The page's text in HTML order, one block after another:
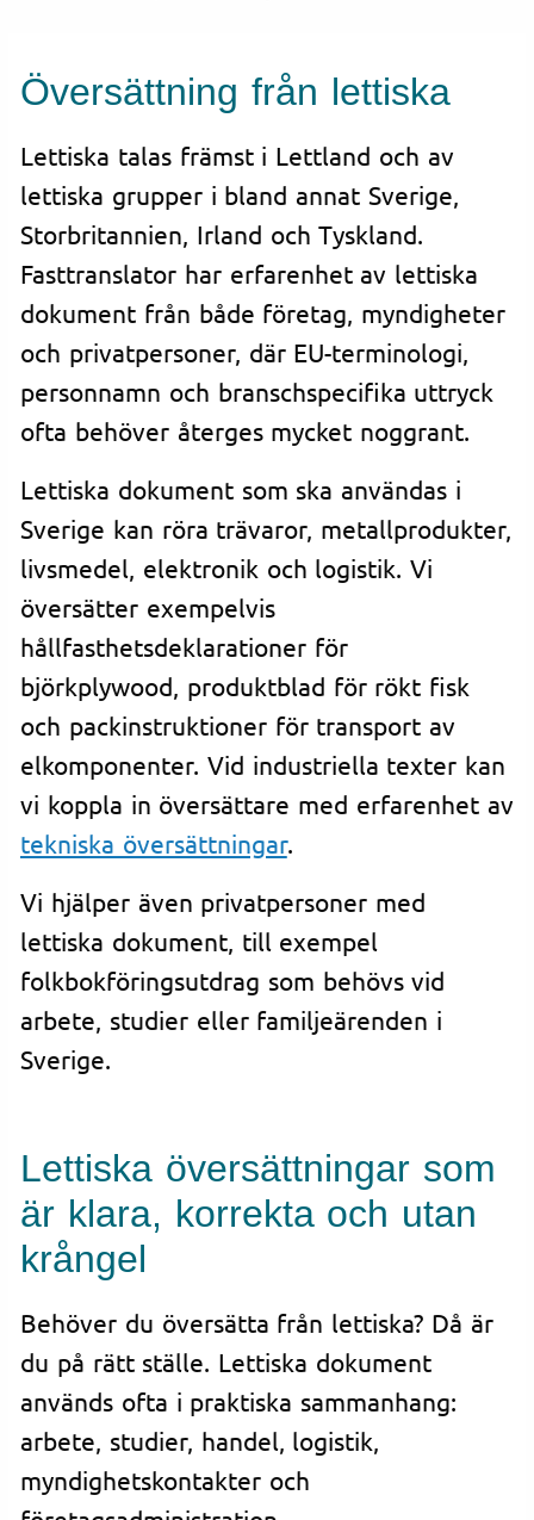
Översättning från lettiska
Lettiska talas främst i Lettland och av
lettiska grupper i bland annat Sverige,
Storbritannien, Irland och Tyskland.
Fasttranslator har erfarenhet av lettiska
dokument från både företag, myndigheter
och privatpersoner, där EU-terminologi,
personnamn och branschspecifika uttryck
ofta behöver återges mycket noggrant.
Lettiska dokument som ska användas i
Sverige kan röra trävaror, metallprodukter,
livsmedel, elektronik och logistik. Vi
översätter exempelvis
hållfasthetsdeklarationer för
björkplywood, produktblad för rökt fisk
och packinstruktioner för transport av
elkomponenter. Vid industriella texter kan
vi koppla in översättare med erfarenhet av
tekniska översättningar.
Vi hjälper även privatpersoner med
lettiska dokument, till exempel
folkbokföringsutdrag som behövs vid
arbete, studier eller familjeärenden i
Sverige.
Lettiska översättningar som
är klara, korrekta och utan
krångel
Behöver du översätta från lettiska? Då är
du på rätt ställe. Lettiska dokument
används ofta i praktiska sammanhang:
arbete, studier, handel, logistik,
myndighetskontakter och